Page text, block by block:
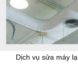
Dịch vụ sửa máy